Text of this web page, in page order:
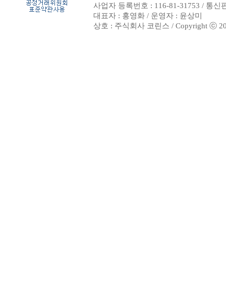
사업자 등록번호 : 116-81-31753 / 통신
대표자 : 홍영화 / 운영자 : 윤상미
상호 : 주식회사 코린스 / Copyright ⓒ